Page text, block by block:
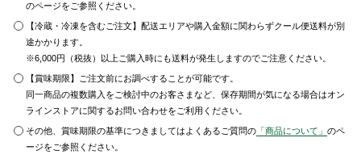
のページをご参照ください。
【冷蔵・冷凍を含むご注文】配送エリアや購入金額に関わらずクール便送料が別
途かかります。
※6,000円（税抜）以上ご購入時にも送料が発生しますのでご注意ください。
【賞味期限】ご注文前にお調べすることが可能です。
同一商品の複数購入をご検討中のお客さまなど、保存期間が気になる場合はオン
ラインストアに関するお問い合わせをご利用ください。
その他、賞味期限の基準につきましてはよくあるご質問の 「商品について」のペ
ージをご参照ください。